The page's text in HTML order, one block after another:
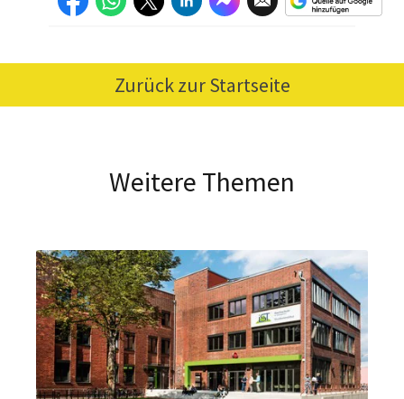
Zurück zur Startseite
Weitere Themen